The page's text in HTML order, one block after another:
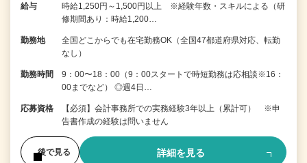
給与
時給1,250円～1,500円以上 ※経験年数・スキルによる（研
修期間あり：時給1,200…
勤務地
全国どこからでも在宅勤務OK（全国47都道府県対応、転勤
なし）
勤務時間
9：00〜18：00（9：00スタートで時短勤務は応相談※16：
00までなど） ◎週4日…
応募資格
【必須】会計事務所での実務経験3年以上（累計可） ※申
告書作成の経験は問いません
後で見る 詳細を見る